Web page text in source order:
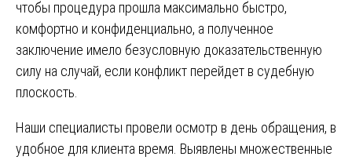
чтобы процедура прошла максимально быстро,
комфортно и конфиденциально, а полученное
заключение имело безусловную доказательственную
силу на случай, если конфликт перейдет в судебную
плоскость.
Наши специалисты провели осмотр в день обращения, в
удобное для клиента время. Выявлены множественные